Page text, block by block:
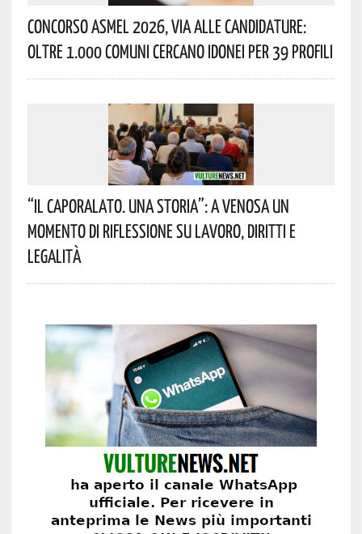
Concorso Asmel 2026, Via Alle Candidature:
Oltre 1.000 Comuni Cercano Idonei Per 39 Profili
“Il Caporalato. Una Storia”: A Venosa Un
Momento Di Riflessione Su Lavoro, Diritti E
Legalità